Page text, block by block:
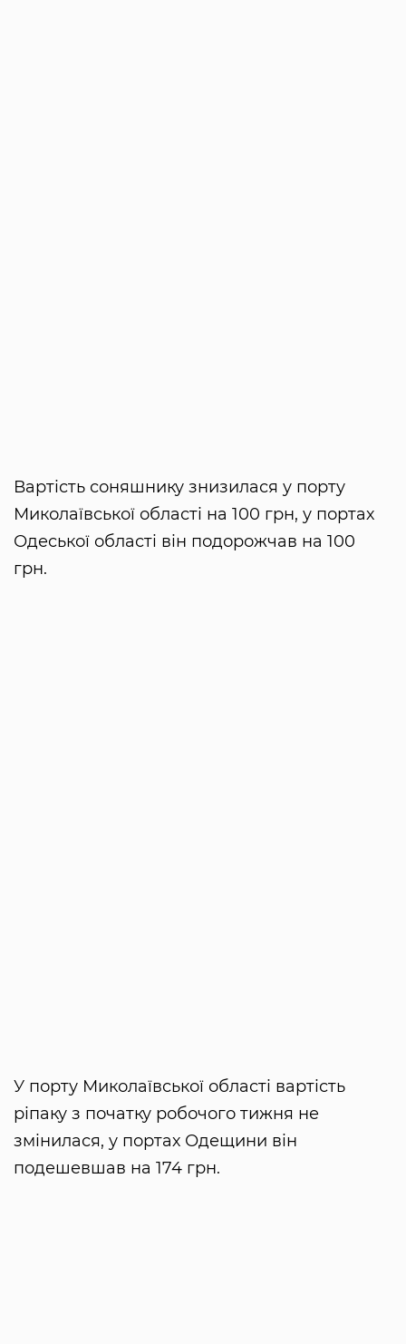
Вартість соняшнику знизилася у порту
Миколаївської області на 100 грн, у портах
Одеської області він подорожчав на 100
грн.
У порту Миколаївської області вартість
ріпаку з початку робочого тижня не
змінилася, у портах Одещини він
подешевшав на 174 грн.